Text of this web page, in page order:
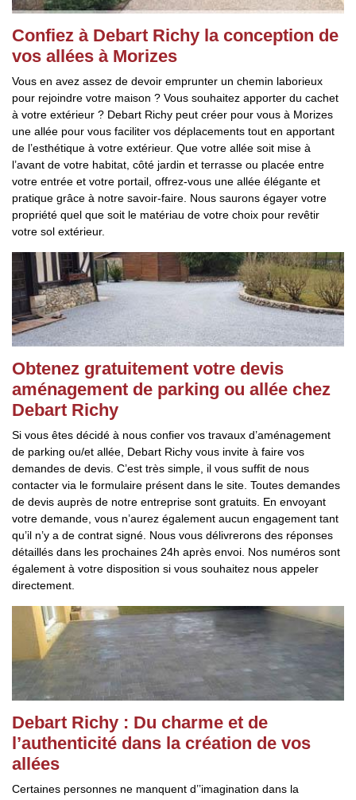
Confiez à Debart Richy la conception de
vos allées à Morizes
Vous en avez assez de devoir emprunter un chemin laborieux
pour rejoindre votre maison ? Vous souhaitez apporter du cachet
à votre extérieur ? Debart Richy peut créer pour vous à Morizes
une allée pour vous faciliter vos déplacements tout en apportant
de l’esthétique à votre extérieur. Que votre allée soit mise à
l’avant de votre habitat, côté jardin et terrasse ou placée entre
votre entrée et votre portail, offrez-vous une allée élégante et
pratique grâce à notre savoir-faire. Nous saurons égayer votre
propriété quel que soit le matériau de votre choix pour revêtir
votre sol extérieur.
Obtenez gratuitement votre devis
aménagement de parking ou allée chez
Debart Richy
Si vous êtes décidé à nous confier vos travaux d’aménagement
de parking ou/et allée, Debart Richy vous invite à faire vos
demandes de devis. C’est très simple, il vous suffit de nous
contacter via le formulaire présent dans le site. Toutes demandes
de devis auprès de notre entreprise sont gratuits. En envoyant
votre demande, vous n’aurez également aucun engagement tant
qu’il n’y a de contrat signé. Nous vous délivrerons des réponses
détaillés dans les prochaines 24h après envoi. Nos numéros sont
également à votre disposition si vous souhaitez nous appeler
directement.
Debart Richy : Du charme et de
l’authenticité dans la création de vos
allées
Certaines personnes ne manquent d’’imagination dans la